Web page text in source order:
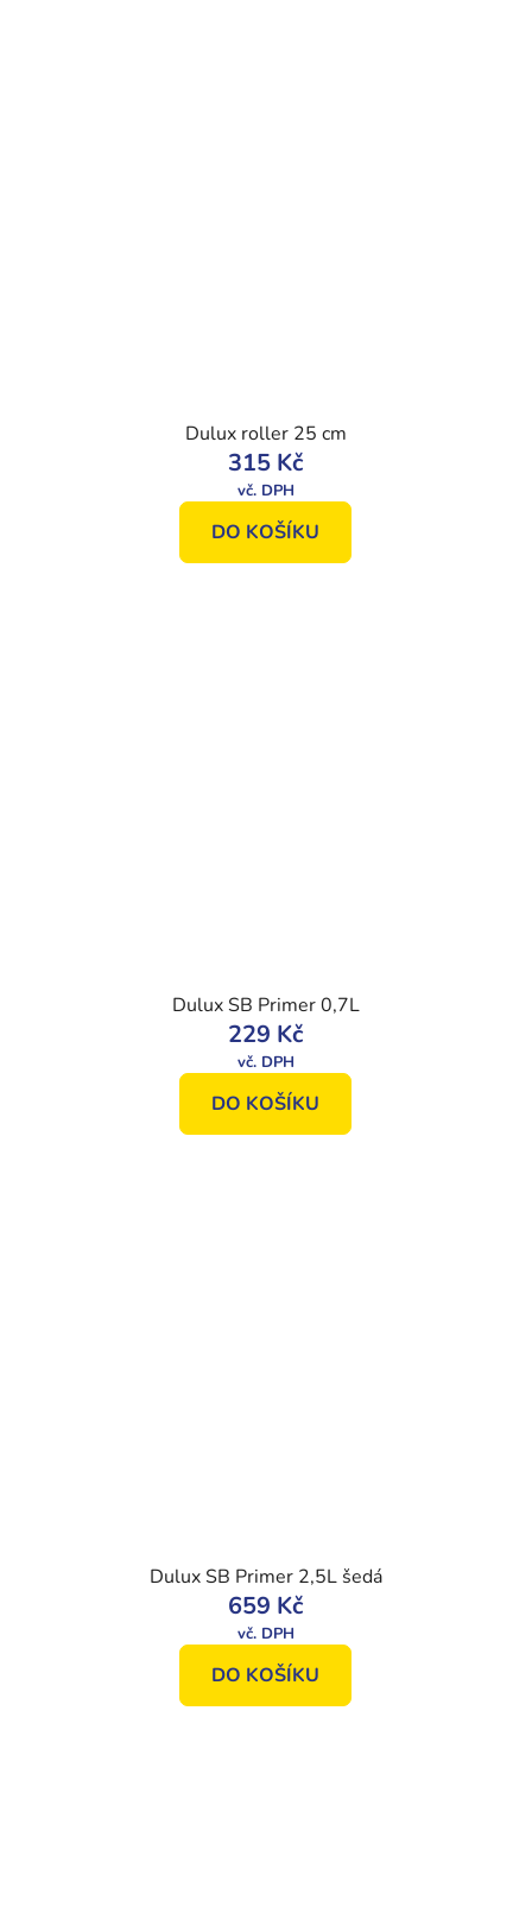
Dulux roller 25 cm
315 Kč
DO KOŠÍKU
Dulux SB Primer 0,7L
229 Kč
DO KOŠÍKU
Dulux SB Primer 2,5L šedá
659 Kč
DO KOŠÍKU